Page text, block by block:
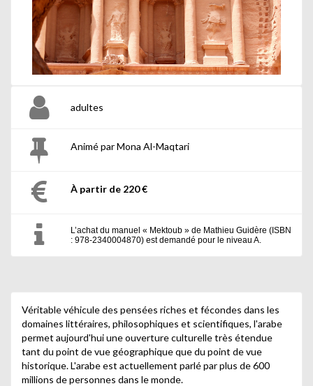
adultes
Animé par Mona Al-Maqtari
À partir de 220 €
L’achat du manuel « Mektoub » de Mathieu Guidère (ISBN
: 978-2340004870) est demandé pour le niveau A.
Véritable véhicule des pensées riches et fécondes dans les
domaines littéraires, philosophiques et scientifiques, l'arabe
permet aujourd'hui une ouverture culturelle très étendue
tant du point de vue géographique que du point de vue
historique. L'arabe est actuellement parlé par plus de 600
millions de personnes dans le monde.